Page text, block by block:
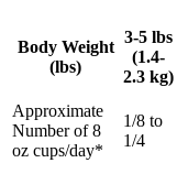
Body Weight
(lbs)
3-5 lbs
(1.4-
2.3 kg)
Approximate
Number of 8
oz cups/day*
1/8 to
1/4